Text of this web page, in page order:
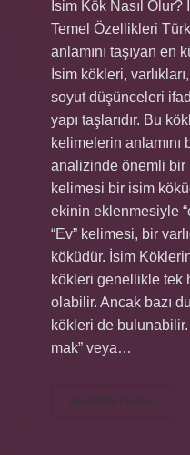
İsim Kök Nasıl Olur?
Temel Özellikleri
anlamını taşıyan en
İsim kökleri,
soyut düşünceleri
yapı taşlarıdır. Bu
kelimelerin anlamını
analizinde önemli bir
kelimesi bir isim
ekinin eklenmesiyle
“Ev” kelimesi, bir
köküdür. İsim
kökleri genellikle tek
olabilir. Ancak bazı
kökleri de
mak” veya…
Devamını okuyun
kök